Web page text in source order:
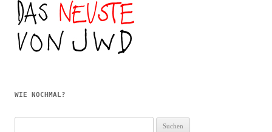
WIE NOCHMAL?